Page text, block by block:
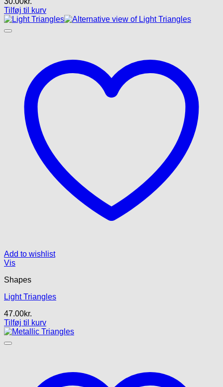
Tilføj til kurv
Add to wishlist
Vis
Shapes
Light Triangles
47.00kr.
Tilføj til kurv